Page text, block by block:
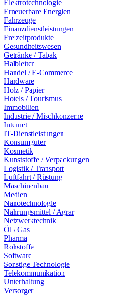
Elektrotechnologie
Erneuerbare Energien
Fahrzeuge
Finanzdienstleistungen
Freizeitprodukte
Gesundheitswesen
Getränke / Tabak
Halbleiter
Handel / E-Commerce
Hardware
Holz / Papier
Hotels / Tourismus
Immobilien
Industrie / Mischkonzerne
Internet
IT-Dienstleistungen
Konsumgüter
Kosmetik
Kunststoffe / Verpackungen
Logistik / Transport
Luftfahrt / Rüstung
Maschinenbau
Medien
Nanotechnologie
Nahrungsmittel / Agrar
Netzwerktechnik
Öl / Gas
Pharma
Rohstoffe
Software
Sonstige Technologie
Telekommunikation
Unterhaltung
Versorger